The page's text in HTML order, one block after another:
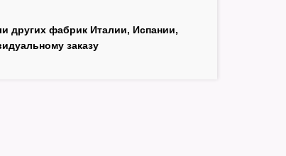
других фабрик Италии, Испании,
заказу